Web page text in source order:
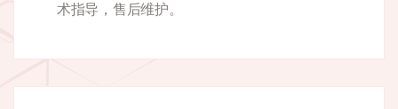
术指导，售后维护。